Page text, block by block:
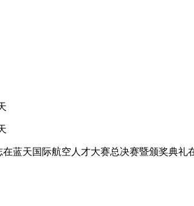
在蓝天国际航空人才大赛总决赛暨颁奖典礼